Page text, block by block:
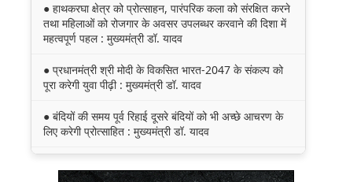
● हाथकरघा क्षेत्र को प्रोत्साहन, पारंपरिक कला को संरक्षित करने
तथा महिलाओं को रोजगार के अवसर उपलब्धर करवाने की दिशा में
महत्वपूर्ण पहल : मुख्यमंत्री डॉ. यादव
● प्रधानमंत्री श्री मोदी के विकसित भारत-2047 के संकल्प को
पूरा करेगी युवा पीढ़ी : मुख्यमंत्री डॉ. यादव
● बंदियों की समय पूर्व रिहाई दूसरे बंदियों को भी अच्छे आचरण के
लिए करेगी प्रोत्साहित : मुख्यमंत्री डॉ. यादव